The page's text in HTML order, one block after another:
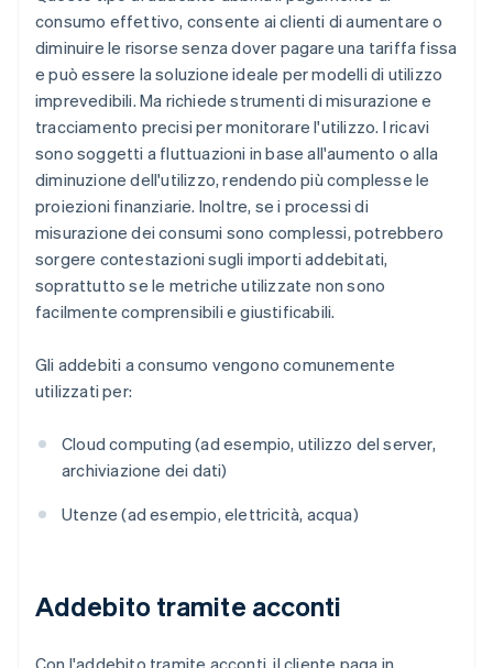
consumo effettivo, consente ai clienti di aumentare o
diminuire le risorse senza dover pagare una tariffa fissa
e può essere la soluzione ideale per modelli di utilizzo
imprevedibili. Ma richiede strumenti di misurazione e
tracciamento precisi per monitorare l'utilizzo. I ricavi
sono soggetti a fluttuazioni in base all'aumento o alla
diminuzione dell'utilizzo, rendendo più complesse le
proiezioni finanziarie. Inoltre, se i processi di
misurazione dei consumi sono complessi, potrebbero
sorgere contestazioni sugli importi addebitati,
soprattutto se le metriche utilizzate non sono
facilmente comprensibili e giustificabili.
Gli addebiti a consumo vengono comunemente
utilizzati per:
Cloud computing (ad esempio, utilizzo del server,
archiviazione dei dati)
Utenze (ad esempio, elettricità, acqua)
Addebito tramite acconti